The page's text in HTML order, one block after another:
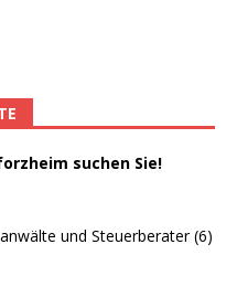
suchen Sie!
und Steuerberater (6)